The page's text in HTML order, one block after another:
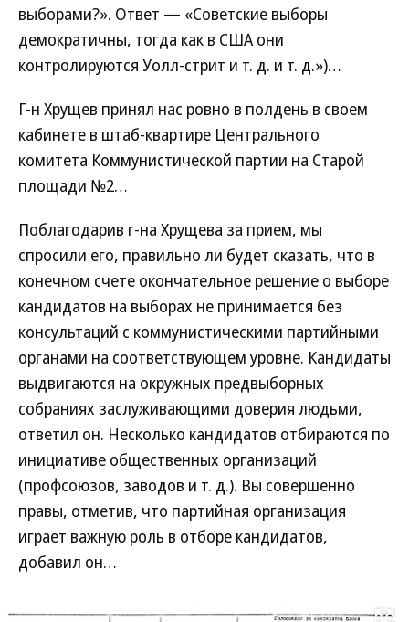
выборами?». Ответ — «Советские выборы
демократичны, тогда как в США они
контролируются Уолл-стрит и т. д. и т. д.»)…
Г-н Хрущев принял нас ровно в полдень в своем
кабинете в штаб-квартире Центрального
комитета Коммунистической партии на Старой
площади №2…
Поблагодарив г-на Хрущева за прием, мы
спросили его, правильно ли будет сказать, что в
конечном счете окончательное решение о выборе
кандидатов на выборах не принимается без
консультаций с коммунистическими партийными
органами на соответствующем уровне. Кандидаты
выдвигаются на окружных предвыборных
собраниях заслуживающими доверия людьми,
ответил он. Несколько кандидатов отбираются по
инициативе общественных организаций
(профсоюзов, заводов и т. д.). Вы совершенно
правы, отметив, что партийная организация
играет важную роль в отборе кандидатов,
добавил он…